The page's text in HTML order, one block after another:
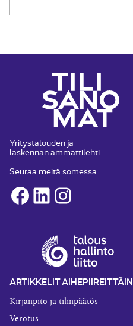
Yritystalouden ja
laskennan ammattilehti
Seuraa meitä somessa
Facebook
LinkedInInstagram
ARTIKKELIT AIHEPIIREITTÄIN
Kirjanpito ja tilinpäätös
Verotus